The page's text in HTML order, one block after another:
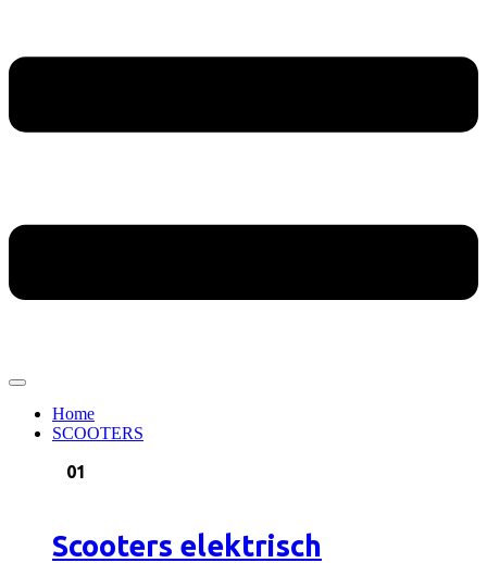
Home
SCOOTERS
01
Scooters elektrisch